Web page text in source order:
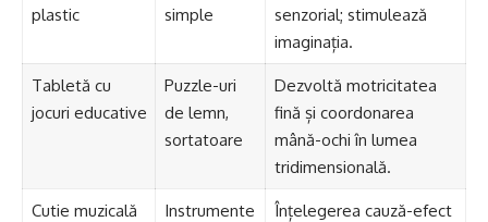
plastic
simple
senzorial; stimulează
imaginația.
Tabletă cu
jocuri educative
Puzzle-uri
de lemn,
sortatoare
Dezvoltă motricitatea
fină și coordonarea
mână-ochi în lumea
tridimensională.
Cutie muzicală
Instrumente
Înțelegerea cauză-efect